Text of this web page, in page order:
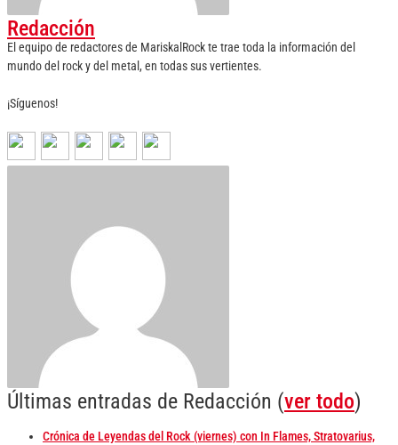
Redacción
El equipo de redactores de MariskalRock te trae toda la información del
mundo del rock y del metal, en todas sus vertientes.
¡Síguenos!
Últimas entradas de Redacción (ver todo)
Crónica de Leyendas del Rock (viernes) con In Flames, Stratovarius,